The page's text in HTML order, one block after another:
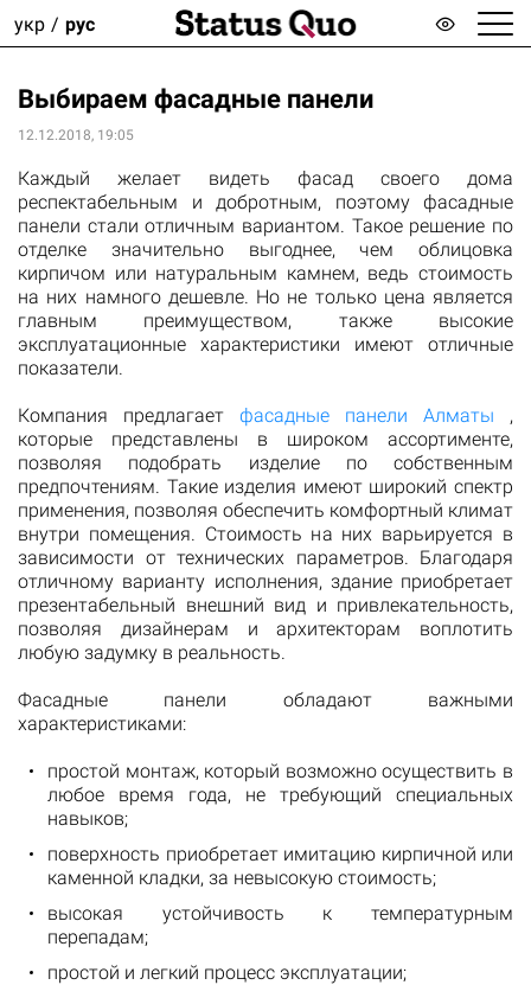
укр рус
Выбираем фасадные панели
12.12.2018, 19:05
Каждый желает видеть фасад своего дома
респектабельным и добротным, поэтому фасадные
панели стали отличным вариантом. Такое решение по
отделке значительно выгоднее, чем облицовка
кирпичом или натуральным камнем, ведь стоимость
на них намного дешевле. Но не только цена является
главным преимуществом, также высокие
эксплуатационные характеристики имеют отличные
показатели.
Компания предлагает фасадные панели Алматы ,
которые представлены в широком ассортименте,
позволяя подобрать изделие по собственным
предпочтениям. Такие изделия имеют широкий спектр
применения, позволяя обеспечить комфортный климат
внутри помещения. Стоимость на них варьируется в
зависимости от технических параметров. Благодаря
отличному варианту исполнения, здание приобретает
презентабельный внешний вид и привлекательность,
позволяя дизайнерам и архитекторам воплотить
любую задумку в реальность.
Фасадные панели обладают важными
характеристиками:
простой монтаж, который возможно осуществить в
любое время года, не требующий специальных
навыков;
поверхность приобретает имитацию кирпичной или
каменной кладки, за невысокую стоимость;
высокая устойчивость к температурным
перепадам;
простой и легкий процесс эксплуатации;